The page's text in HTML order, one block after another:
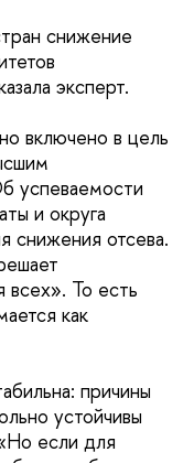
снижение
эксперт.
включено в цель
успеваемости
и округа
снижения отсева.
всех». То есть
как
причины
устойчивы
если для